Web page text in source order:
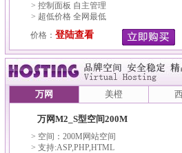
> 控制面板 自主管理
> 超低价格 全网最低
价格： 登陆查看
万网 美橙
万网M2_S型空间200M
> 空间：200M网站空间
> 支持:ASP,PHP,HTML